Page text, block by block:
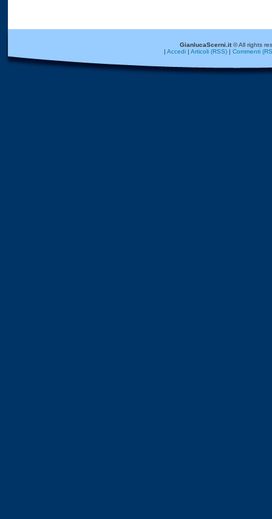
GianlucaScerni.it© All rights
| Accedi| Articoli (RSS)| Commenti